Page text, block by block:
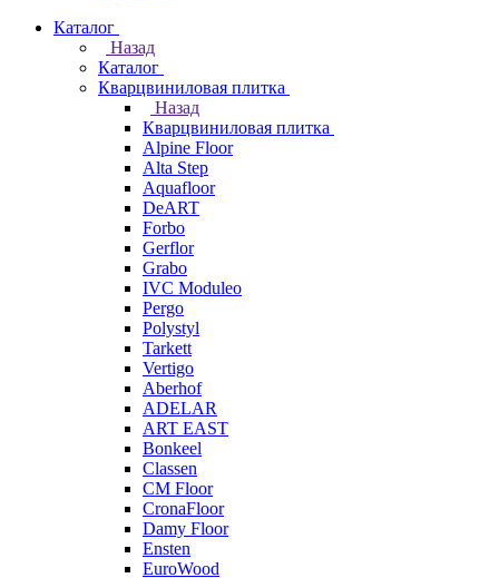
Каталог
Назад
Каталог
Кварцвиниловая плитка
Назад
Кварцвиниловая плитка
Alpine Floor
Alta Step
Aquafloor
DeART
Forbo
Gerflor
Grabo
IVC Moduleo
Pergo
Polystyl
Tarkett
Vertigo
Aberhof
ADELAR
ART EAST
Bonkeel
Classen
CM Floor
CronaFloor
Damy Floor
Ensten
EuroWood